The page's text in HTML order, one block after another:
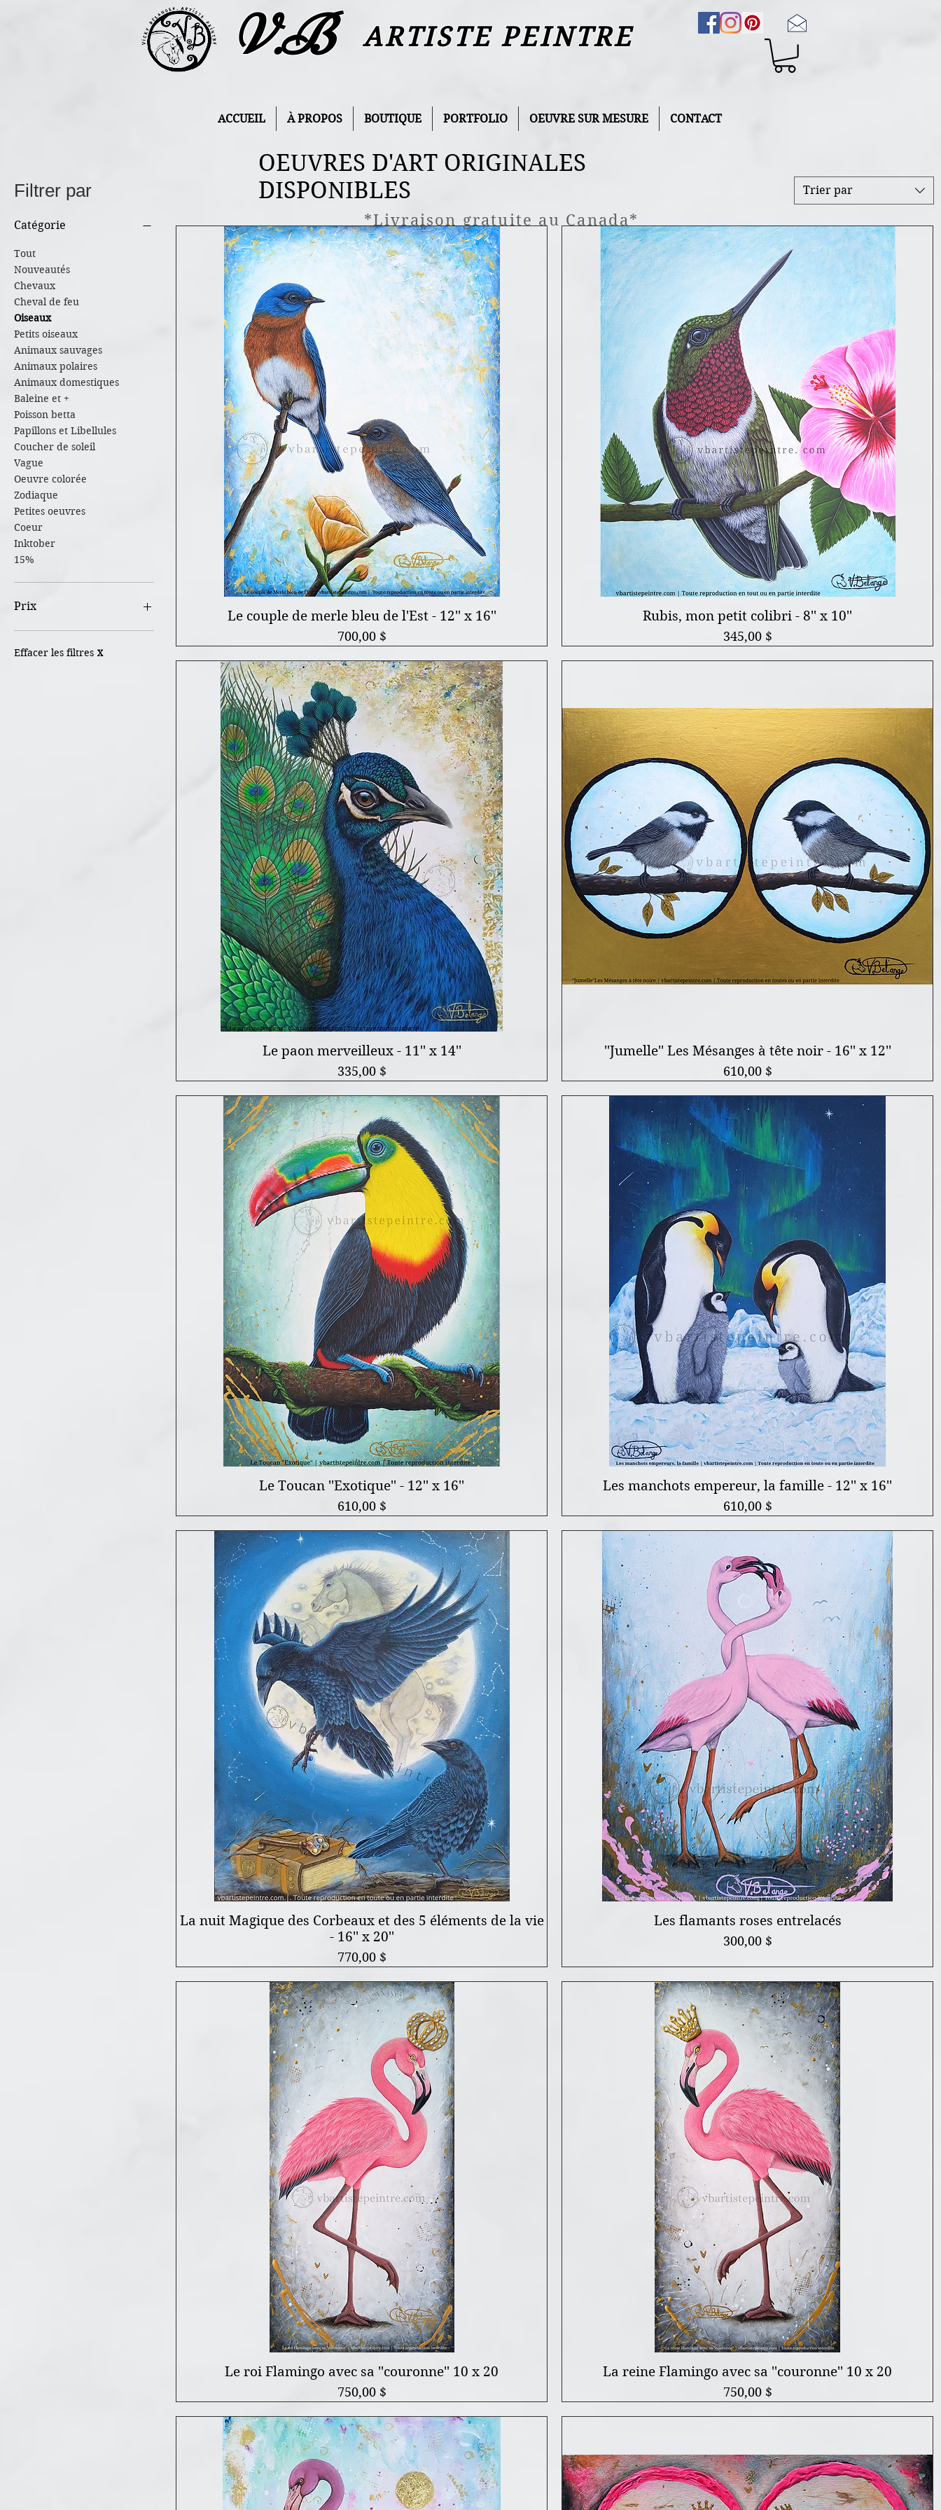
V.B ARTISTE PEINTRE
ACCUEIL À PROPOS BOUTIQUE PORTFOLIO OEUVRE SUR MESURE CONTACT
Filtrer par
Catégorie
Tout
Nouveautés
Chevaux
Cheval de feu
Oiseaux
Petits oiseaux
Animaux sauvages
Animaux polaires
Animaux domestiques
Baleine et +
Poisson betta
Papillons et Libellules
Coucher de soleil
Vague
Oeuvre colorée
Zodiaque
Petites oeuvres
Coeur
Inktober
15%
Prix
125 $CA
Effacer les filtres X
Trier par
Le couple de merle bleu de l'Est - 12'' x 16''
Prix
700,00 $
Rubis, mon petit colibri - 8'' x 10''
Prix
345,00 $
Le paon merveilleux - 11'' x 14''
Prix
335,00 $
''Jumelle'' Les Mésanges à tête noir - 16'' x 12''
Prix
610,00 $
Le Toucan ''Exotique'' - 12'' x 16''
Prix
610,00 $
Les manchots empereur, la famille - 12'' x 16''
Prix
610,00 $
La nuit Magique des Corbeaux et des 5 éléments de la vie
- 16'' x 20''
Prix
770,00 $
Les flamants roses entrelacés
Prix
300,00 $
Le roi Flamingo avec sa ''couronne'' 10 x 20
Prix
750,00 $
La reine Flamingo avec sa ''couronne'' 10 x 20
Prix
750,00 $
*Livraison gratuite au Canada*
OEUVRES D'ART ORIGINALES
DISPONIBLES